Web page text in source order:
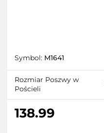
Symbol: M1641
Rozmiar Poszwy w
Pościeli
138.99